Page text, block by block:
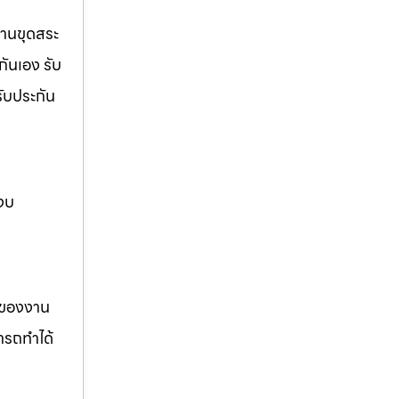
นขุดสระ
เอง รับ
ประกัน
บ
องงาน
ถทำได้